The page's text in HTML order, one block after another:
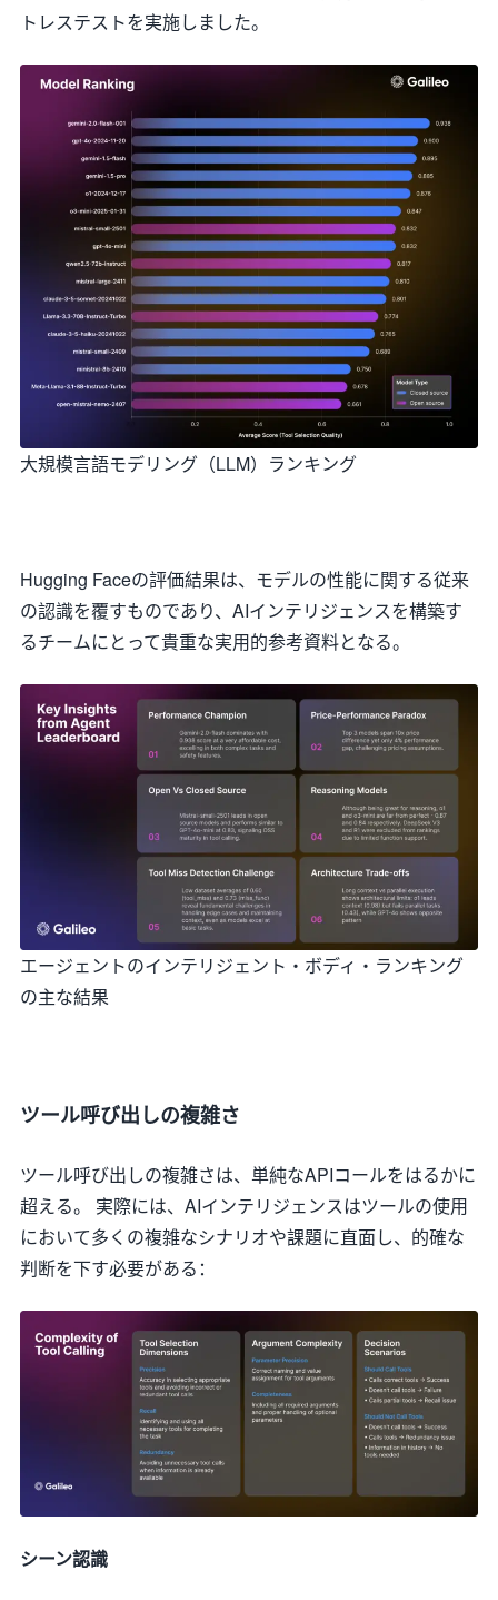
トレステストを実施しました。
大規模言語モデリング（LLM）ランキング
Hugging Faceの評価結果は、モデルの性能に関する従来
の認識を覆すものであり、AIインテリジェンスを構築す
るチームにとって貴重な実用的参考資料となる。
エージェントのインテリジェント・ボディ・ランキング
の主な結果
ツール呼び出しの複雑さ
ツール呼び出しの複雑さは、単純なAPIコールをはるかに
超える。 実際には、AIインテリジェンスはツールの使用
において多くの複雑なシナリオや課題に直面し、的確な
判断を下す必要がある：
シーン認識